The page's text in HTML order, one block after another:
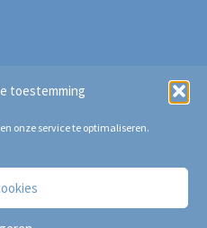
toestemming
onze service te optimaliseren.